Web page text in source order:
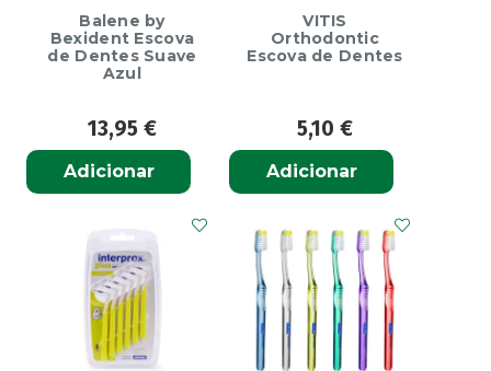
Balene by
Bexident Escova
de Dentes Suave
Azul
13,95 €
Adicionar
VITIS
Orthodontic
Escova de Dentes
5,10 €
Adicionar